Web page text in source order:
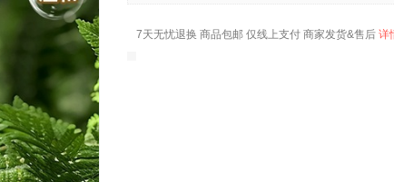
7天无忧退换 商品包邮 仅线上支付 商家发货&售后 详